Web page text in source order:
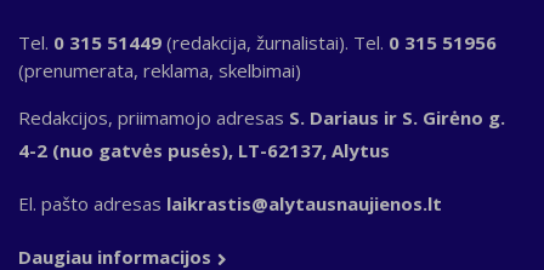
Tel. 0 315 51449 (redakcija, žurnalistai). Tel. 0 315 51956
(prenumerata, reklama, skelbimai)
Redakcijos, priimamojo adresas S. Dariaus ir S. Girėno g.
4-2 (nuo gatvės pusės), LT-62137, Alytus
El. pašto adresas laikrastis@alytausnaujienos.lt
Daugiau informacijos